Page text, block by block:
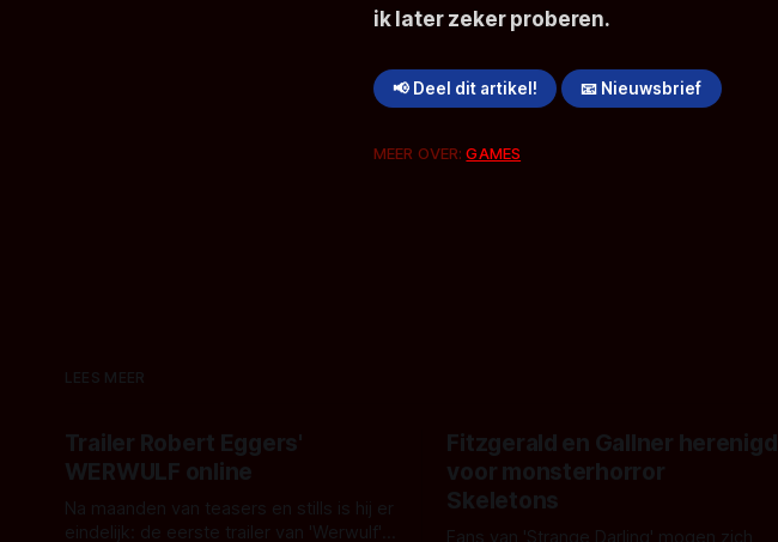
ik later zeker proberen.
📢 Deel dit artikel! 📧 Nieuwsbrief
MEER OVER:GAMES
LEES MEER
Trailer Robert Eggers'
WERWULF online
Na maanden van teasers en stills is hij er
eindelijk: de eerste trailer van 'Werwulf'.
Fitzgerald en Gallner herenigd
voor monsterhorror
Skeletons
Fans van 'Strange Darling' mogen zich